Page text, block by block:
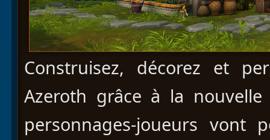
Construisez, décorez et
Azeroth grâce à la
personnages-joueurs vont